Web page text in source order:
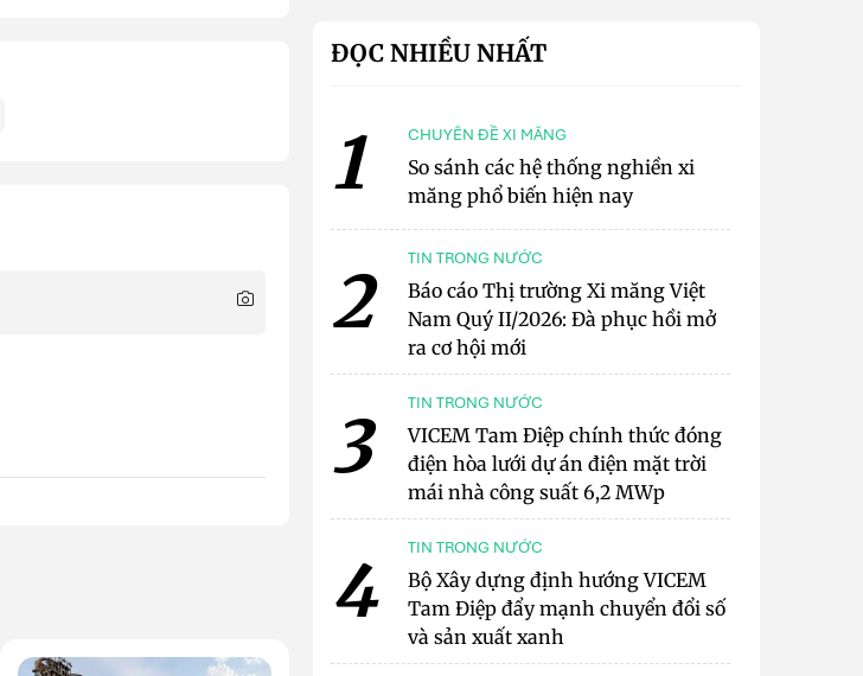
ĐỌC NHIỀU NHẤT
1 CHUYÊN ĐỀ XI MĂNG
So sánh các hệ thống nghiền xi
măng phổ biến hiện nay
2 TIN TRONG NƯỚC
Báo cáo Thị trường Xi măng Việt
Nam Quý II/2026: Đà phục hồi mở
ra cơ hội mới
3 TIN TRONG NƯỚC
VICEM Tam Điệp chính thức đóng
điện hòa lưới dự án điện mặt trời
mái nhà công suất 6,2 MWp
4 TIN TRONG NƯỚC
Bộ Xây dựng định hướng VICEM
Tam Điệp đẩy mạnh chuyển đổi số
và sản xuất xanh